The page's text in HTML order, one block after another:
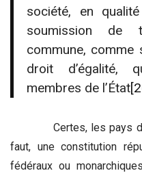
société, en
soumission de
commune, comme
droit d’égalité,
membres de l’État
Certes, les pays de
faut, une constitution
fédéraux ou